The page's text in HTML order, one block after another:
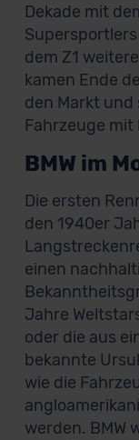
Dekade mit
dem Z1
kamen Ende
den Markt und
Fahrzeuge
BMW im
Die ersten
den 1940er
einen
Jahre
oder die aus
bekannte
wie die
werden. BMW